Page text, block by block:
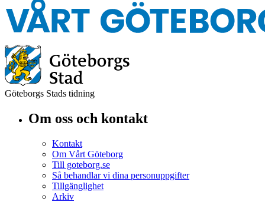
Göteborgs Stads tidning
Om oss och kontakt
Kontakt
Om Vårt Göteborg
Till goteborg.se
Så behandlar vi dina personuppgifter
Tillgänglighet
Arkiv